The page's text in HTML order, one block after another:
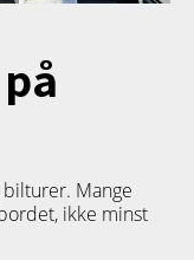
Mange
ikke minst